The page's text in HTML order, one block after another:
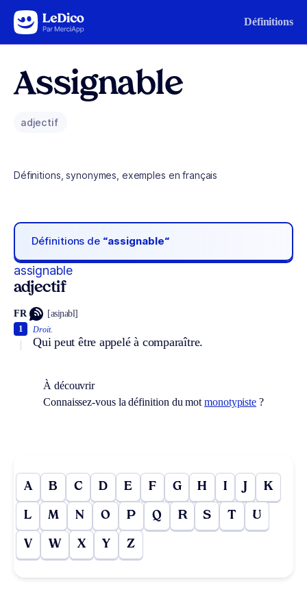
Aller au contenu Définitions
Assignable
adjectif
Définitions, synonymes, exemples en français
Définitions de “assignable“
assignable
adjectif
FR [asiɲabl]
Droit.
Qui peut être appelé à comparaître.
1
À découvrir
Connaissez-vous la définition du motmonotypiste ?
A B C D E F G H I J K
L M N O P Q R S T U
V W X Y Z